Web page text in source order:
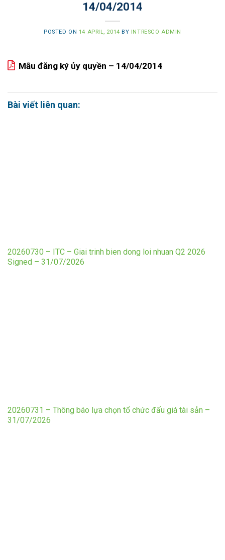
14/04/2014
POSTED ON 14 APRIL, 2014 BY INTRESCO ADMIN
Mẫu đăng ký ủy quyền – 14/04/2014
Bài viết liên quan:
20260730 – ITC – Giai trinh bien dong loi nhuan Q2 2026
Signed – 31/07/2026
20260731 – Thông báo lựa chọn tổ chức đấu giá tài sản –
31/07/2026